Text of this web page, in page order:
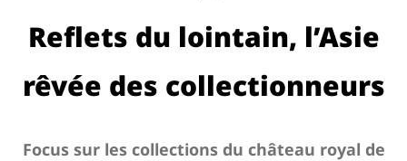
Reflets du lointain, l’Asie
rêvée des collectionneurs
Focus sur les collections du château royal de